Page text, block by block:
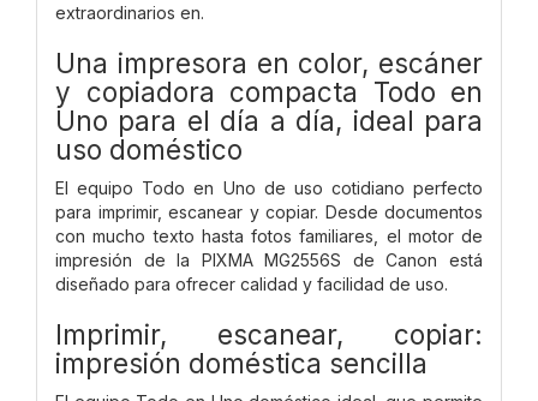
extraordinarios en.
Una impresora en color, escáner
y copiadora compacta Todo en
Uno para el día a día, ideal para
uso doméstico
El equipo Todo en Uno de uso cotidiano perfecto
para imprimir, escanear y copiar. Desde documentos
con mucho texto hasta fotos familiares, el motor de
impresión de la PIXMA MG2556S de Canon está
diseñado para ofrecer calidad y facilidad de uso.
Imprimir, escanear, copiar:
impresión doméstica sencilla